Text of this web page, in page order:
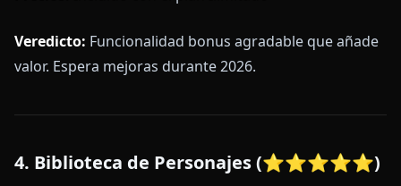
Veredicto: Funcionalidad bonus agradable que añade
valor. Espera mejoras durante 2026.
4. Biblioteca de Personajes (⭐⭐⭐⭐⭐)